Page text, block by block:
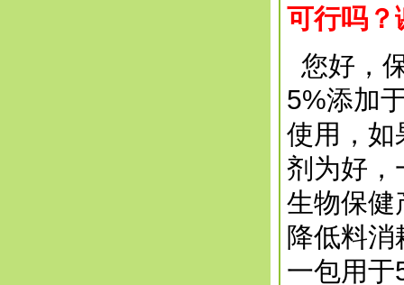
可行吗？
您好，
5%添加
使用，如
剂为好，
生物保健
降低料
一包用于